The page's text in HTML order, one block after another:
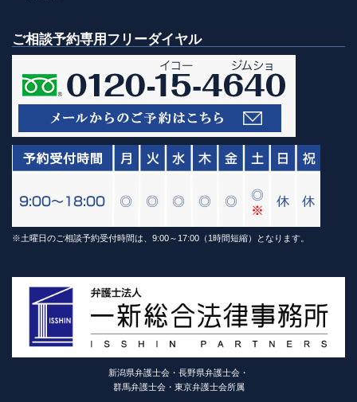
ご相談予約専用フリーダイヤル
※土曜日のご相談予約受付時間は、9:00～17:00（1時間短縮）となります。
新潟県弁護士会・長野県弁護士会・
群馬弁護士会・東京弁護士会所属